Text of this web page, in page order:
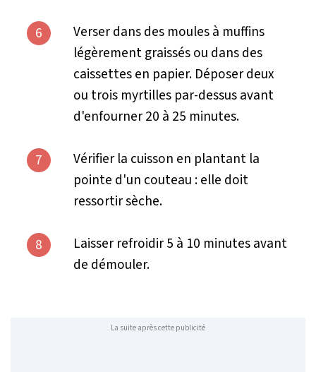
6
Verser dans des moules à muffins
légèrement graissés ou dans des
caissettes en papier. Déposer deux
ou trois myrtilles par-dessus avant
d'enfourner 20 à 25 minutes.
7
Vérifier la cuisson en plantant la
pointe d'un couteau : elle doit
ressortir sèche.
8
Laisser refroidir 5 à 10 minutes avant
de démouler.
La suite après cette publicité